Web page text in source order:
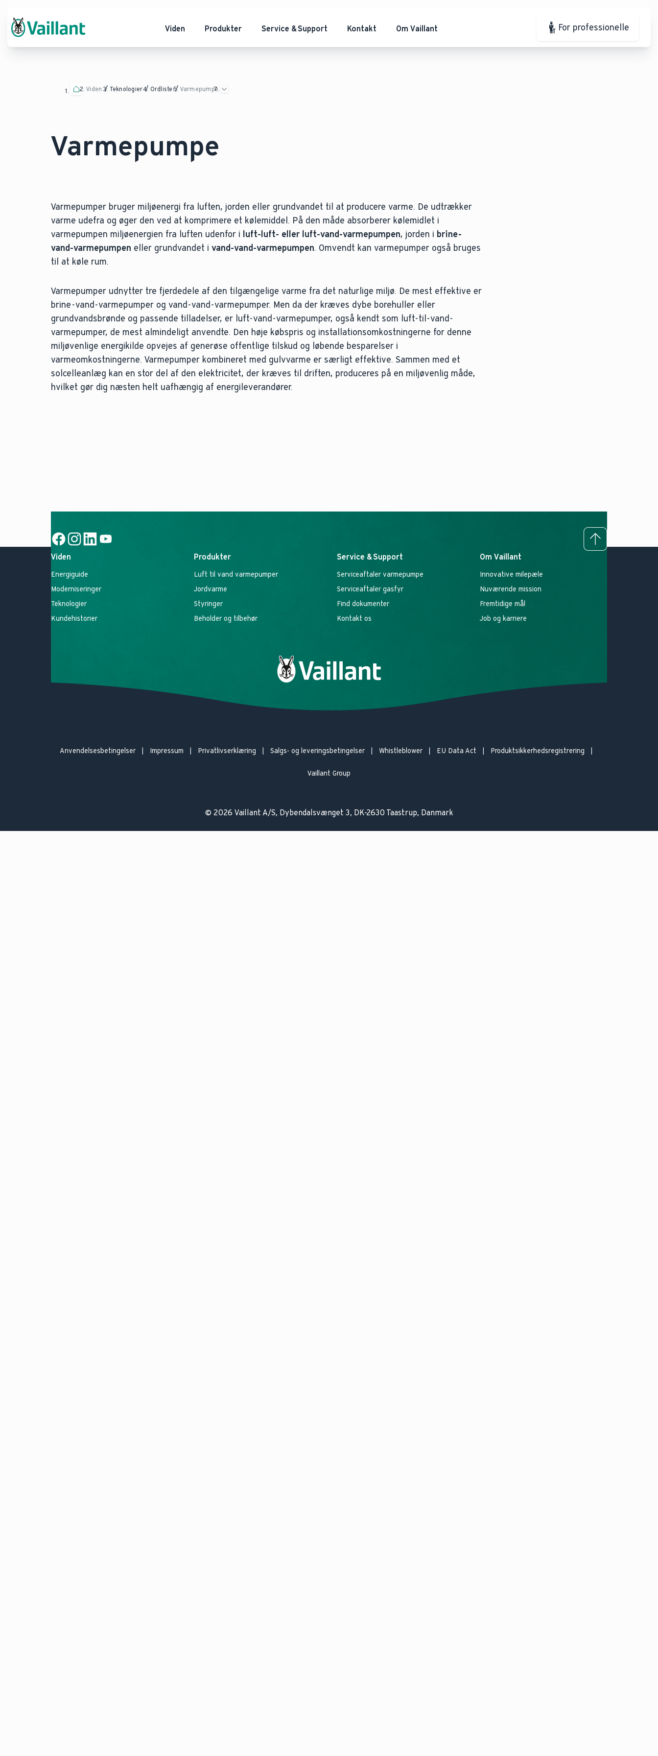
Viden Produkter Service & Support Kontakt Om Vaillant For professionelle
Viden Teknologier Ordliste Varmepumpe
Varmepumpe
Varmepumper bruger miljøenergi fra luften, jorden eller grundvandet til at producere varme. De udtrækker
varme udefra og øger den ved at komprimere et kølemiddel. På den måde absorberer kølemidlet i
varmepumpen miljøenergien fra luften udenfor i luft-luft- eller luft-vand-varmepumpen, jorden i brine-
vand-varmepumpen eller grundvandet ivand-vand-varmepumpen. Omvendt kan varmepumper også bruges
til at køle rum.
Varmepumper udnytter tre fjerdedele af den tilgængelige varme fra det naturlige miljø. De mest effektive er
brine-vand-varmepumper og vand-vand-varmepumper. Men da der kræves dybe borehuller eller
grundvandsbrønde og passende tilladelser, er luft-vand-varmepumper, også kendt som luft-til-vand-
varmepumper, de mest almindeligt anvendte. Den høje købspris og installationsomkostningerne for denne
miljøvenlige energikilde opvejes af generøse offentlige tilskud og løbende besparelser i
varmeomkostningerne. Varmepumper kombineret med gulvvarme er særligt effektive. Sammen med et
solcelleanlæg kan en stor del af den elektricitet, der kræves til driften, produceres på en miljøvenlig måde,
hvilket gør dig næsten helt uafhængig af energileverandører.
To top
Social Link
Viden
Energiguide
Moderniseringer
Teknologier
Kundehistorier
Produkter
Luft til vand varmepumper
Jordvarme
Styringer
Beholder og tilbehør
Service & Support
Serviceaftaler varmepumpe
Serviceaftaler gasfyr
Find dokumenter
Kontakt os
Om Vaillant
Innovative milepæle
Nuværende mission
Fremtidige mål
Job og karriere
Anvendelsesbetingelser Impressum Privatlivserklæring Salgs- og leveringsbetingelser Whistleblower EU Data Act Produktsikkerhedsregistrering
Vaillant Group
© 2026 Vaillant A/S, Dybendalsvænget 3, DK-2630 Taastrup, Danmark